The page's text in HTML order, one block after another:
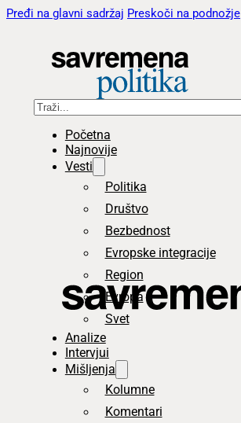
Pređi na glavni sadržaj Preskoči na podnožje
Pretraga
Početna
Najnovije
Vesti
Politika
Društvo
Bezbednost
Evropske integracije
Region
Evropa
Svet
Analize
Intervjui
Mišljenja
Kolumne
Komentari